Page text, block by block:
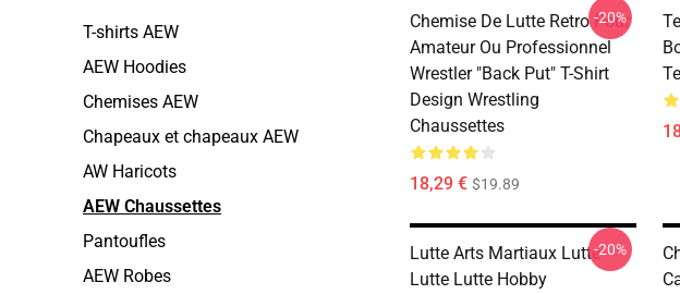
T-shirts AEW
AEW Hoodies
Chemises AEW
Chapeaux et chapeaux AEW
AW Haricots
AEW Chaussettes
Pantoufles
AEW Robes
Chemise De Lutte Retro Pour
Amateur Ou Professionnel
Wrestler "Back Put" T-Shirt
Design Wrestling
Chaussettes
18,29 € $19.89
-20%
Lutte Arts Martiaux Lutte
Lutte Lutte Hobby
-20%